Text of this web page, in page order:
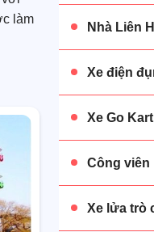
làm
âm
Nhà Liên
Xe điện
Xe Go
Công viên
Xe lửa trò